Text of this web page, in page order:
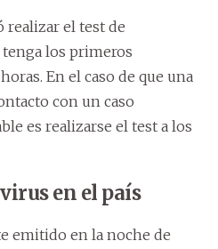
realizar el test de
tenga los primeros
En el caso de que una
con un caso
es realizarse el test a los
en el país
emitido en la noche de